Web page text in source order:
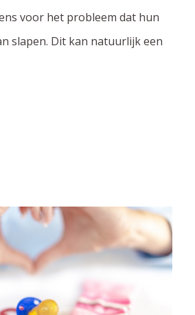
voor het probleem dat hun
slapen. Dit kan natuurlijk een